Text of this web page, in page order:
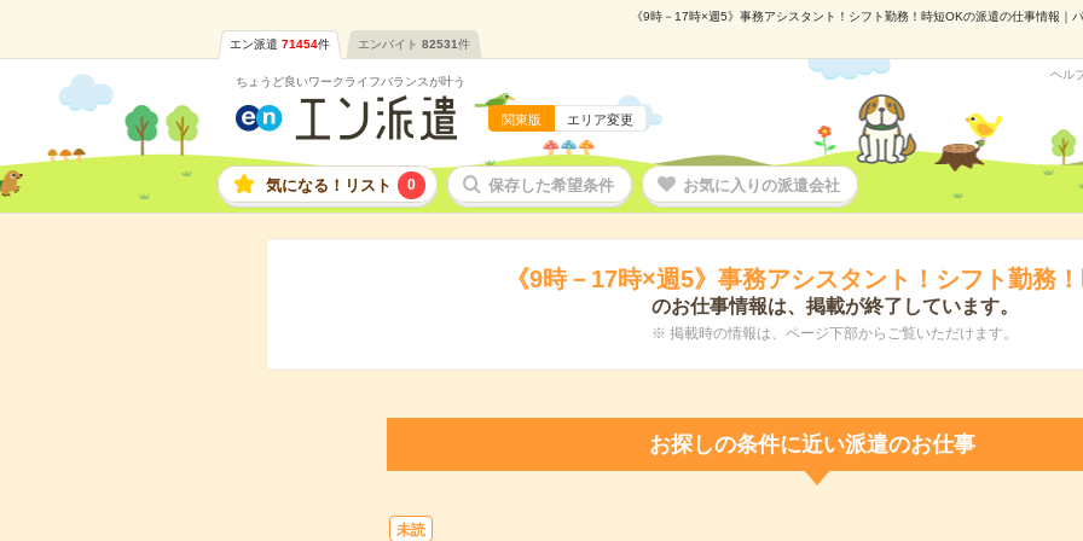
《9時－17時×週5》事務アシスタント！シフト勤務！時短OKの派遣の仕事情報
エン派遣 71454件 エンバイト 82531件
ちょうど良いワークライフバランスが叶う
関東版 エリア変更
ヘル
気になる！リスト 0 保存した希望条件 お気に入りの派遣会社
《9時－17時×週5》事務アシスタント！シフト勤務
のお仕事情報は、掲載が終了しています。
※ 掲載時の情報は、ページ下部からご覧いただけます。
お探しの条件に近い派遣のお仕事
未読